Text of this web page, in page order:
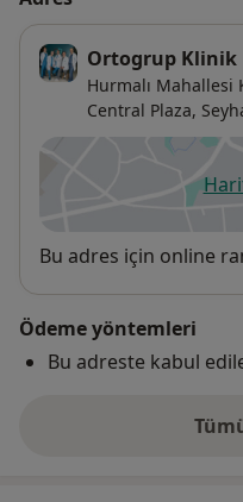
Ortogrup Klinik
Hurmalı Mahallesi
Central Plaza,
Uygunluk
Bu adres için online
Ödeme yöntemleri
Bu adreste kabul